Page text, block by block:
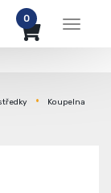
Menu
0
Koupelna